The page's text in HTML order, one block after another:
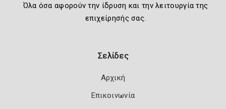
Όλα όσα αφορούν την ίδρυση και την λειτουργία της
επιχείρησής σας.
Σελίδες
Αρχική
Επικοινωνία